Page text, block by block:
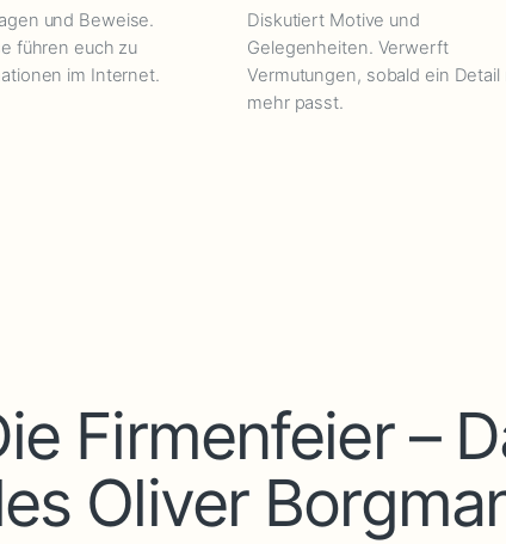
und Beweise.
führen euch zu
im Internet.
Diskutiert Motive und
Gelegenheiten. Verwerft
Vermutungen, sobald ein Detail
mehr passt.
Firmenfeier –
Oliver